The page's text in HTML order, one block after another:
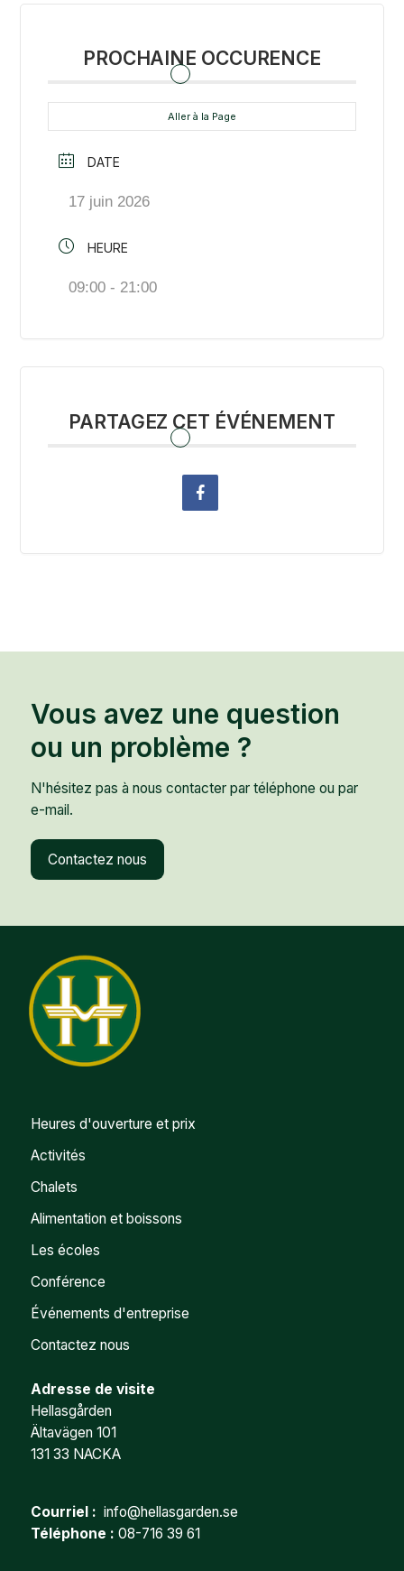
PROCHAINE OCCURENCE
Aller à la Page
DATE
17 juin 2026
HEURE
09:00 - 21:00
PARTAGEZ CET ÉVÉNEMENT
Vous avez une question
ou un problème ?
N'hésitez pas à nous contacter par téléphone ou par
e-mail.
Contactez nous
Heures d'ouverture et prix
Activités
Chalets
Alimentation et boissons
Les écoles
Conférence
Événements d'entreprise
Contactez nous
Adresse de visite
Hellasgården
Ältavägen 101
131 33 NACKA
Courriel : info@hellasgarden.se
Téléphone : 08-716 39 61